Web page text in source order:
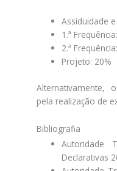
Assiduidade
1.ª
2.ª
Projeto: 20%
Alternativamente,
pela realização de
Bibliografia
Autoridade
Declarativas